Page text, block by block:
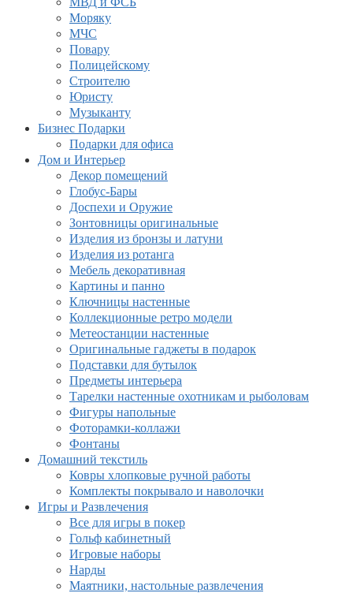
Моряку
МЧС
Повару
Полицейскому
Строителю
Юристу
Музыканту
Бизнес Подарки
Подарки для офиса
Дом и Интерьер
Декор помещений
Глобус-Бары
Доспехи и Оружие
Зонтовницы оригинальные
Изделия из бронзы и латуни
Изделия из ротанга
Мебель декоративная
Картины и панно
Ключницы настенные
Коллекционные ретро модели
Метеостанции настенные
Оригинальные гаджеты в подарок
Подставки для бутылок
Предметы интерьера
Тарелки настенные охотникам и рыболовам
Фигуры напольные
Фоторамки-коллажи
Фонтаны
Домашний текстиль
Ковры хлопковые ручной работы
Комплекты покрывало и наволочки
Игры и Развлечения
Все для игры в покер
Гольф кабинетный
Игровые наборы
Нарды
Маятники, настольные развлечения